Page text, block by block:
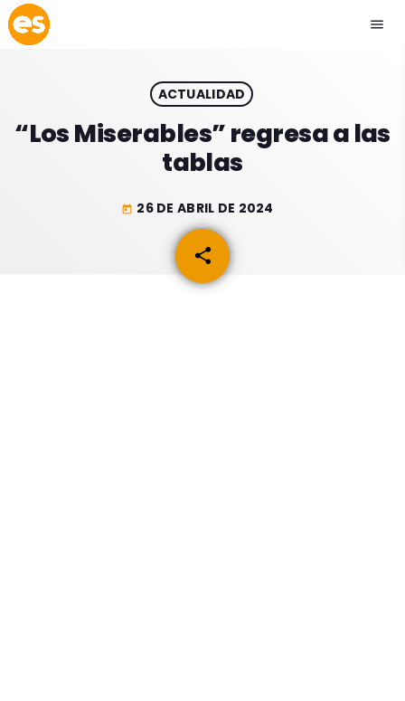
menu
play_arrow EMISIÓN LA PAZ
EMISIÓN COCHABAMBA
ACTUALIDAD
“Los Miserables” regresa a las
tablas
today 26 DE ABRIL DE 2024
share
email